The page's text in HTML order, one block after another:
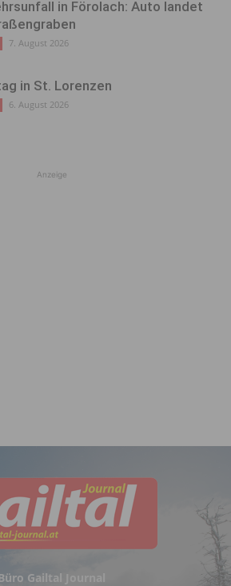
in Förolach: Auto landet
7. August 2026
in St. Lorenzen
6. August 2026
Anzeige
Gailtal Journal